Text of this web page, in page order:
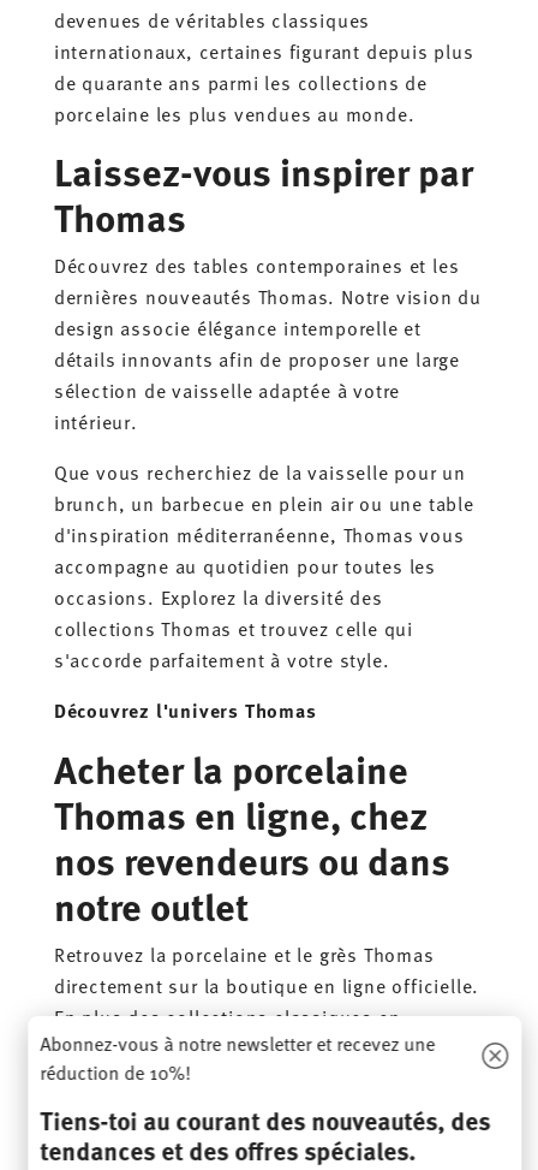
devenues de véritables classiques
internationaux, certaines figurant depuis plus
de quarante ans parmi les collections de
porcelaine les plus vendues au monde.
Laissez-vous inspirer par
Thomas
Découvrez des tables contemporaines et les
dernières nouveautés Thomas. Notre vision du
design associe élégance intemporelle et
détails innovants afin de proposer une large
sélection de vaisselle adaptée à votre
intérieur.
Que vous recherchiez de la vaisselle pour un
brunch, un barbecue en plein air ou une table
d'inspiration méditerranéenne, Thomas vous
accompagne au quotidien pour toutes les
occasions. Explorez la diversité des
collections Thomas et trouvez celle qui
s'accorde parfaitement à votre style.
Découvrez l'univers Thomas
Acheter la porcelaine
Thomas en ligne, chez
nos revendeurs ou dans
notre outlet
Retrouvez la porcelaine et le grès Thomas
directement sur la boutique en ligne officielle.
En plus des collections classiques en
porcelaine, vous y découvrirez un large choix
de collections modernes en grès, idéales pour
les intérieurs contemporains.
En complément des offres disponibles en
Abonnez-vous à notre newsletter et recevez une
réduction de 10%!
Tiens-toi au courant des nouveautés, des
tendances et des offres spéciales.